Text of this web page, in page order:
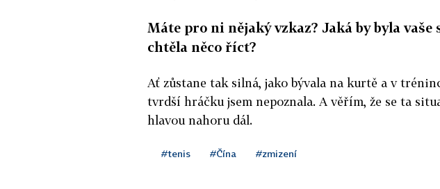
Máte pro ni nějaký vzkaz? Jaká by byla vaše
chtěla něco říct?
Ať zůstane tak silná, jako bývala na kurtě a v
tvrdší hráčku jsem nepoznala. A věřím, že se ta
hlavou nahoru dál.
#tenis #Čína #zmizení